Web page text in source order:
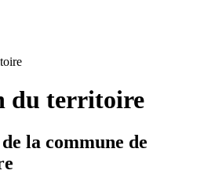
du territoire
la commune de